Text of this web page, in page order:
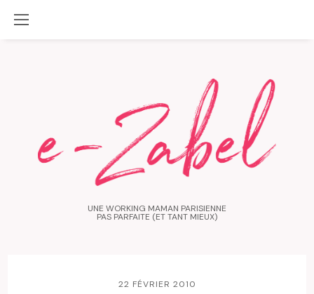
UNE WORKING MAMAN PARISIENNE
PAS PARFAITE (ET TANT MIEUX)
22 FÉVRIER 2010